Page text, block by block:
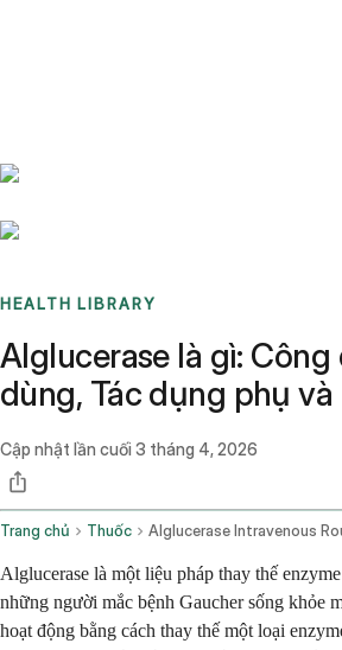
HEALTH LIBRARY
Alglucerase là gì: Công
dùng, Tác dụng phụ
Cập nhật lần cuối 3 tháng 4, 2026
Trang chủ Thuốc
Alglucerase là một liệu pháp thay thế
những người mắc bệnh Gaucher sống khỏe
hoạt động bằng cách thay thế một loại